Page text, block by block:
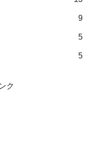
9
5
5
ク